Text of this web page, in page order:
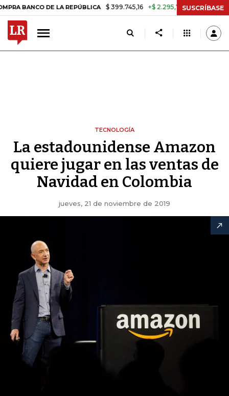
DE LA REPÚBLICA $ 399.745,16 +$ 2.295,71 +0,58% TASA DE
SUSCRÍBASE
TECNOLOGÍA
La estadounidense Amazon
quiere jugar en las ventas de
Navidad en Colombia
jueves, 21 de noviembre de 2019